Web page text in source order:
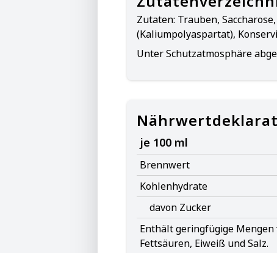
Zutaten: Trauben,
(Kaliumpolyaspartat),
Unter Schutzatmosphäre
je 100 ml
Brennwert
Kohlenhydrate
davon Zucker
Enthält geringfügige
Fettsäuren, Eiweiß und Salz.